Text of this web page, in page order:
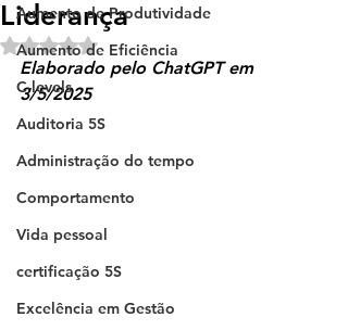
Aumento de Produtividade
Aumento de Eficiência
C-levels
Auditoria 5S
Administração do tempo
Comportamento
Vida pessoal
certificação 5S
Excelência em Gestão
Liderança
Avaliado com NaN de 5 estrelas.
Elaborado pelo ChatGPT em
3/5/2025